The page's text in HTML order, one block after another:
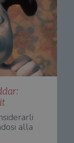
alla